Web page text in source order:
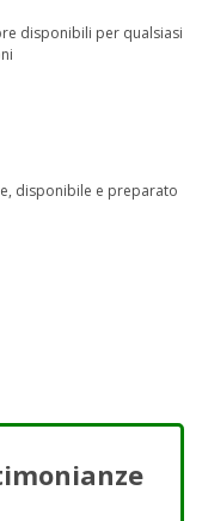
disponibili per qualsiasi
disponibile e preparato